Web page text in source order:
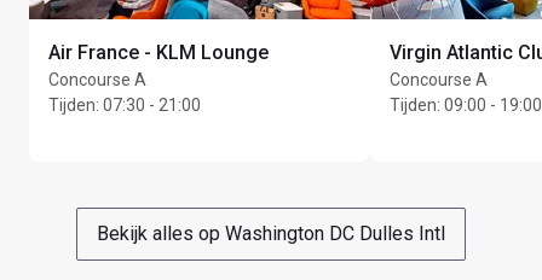
basis van beschikbaarheid. Gastbezoeken en
rekening gebracht tegen een voorkeurstoegangstarief
van USD 75 per persoon, per bezoek, te betalen aan de
komen in aanmerking voor continue gratis toegang en
max. 2 gratis gasten per bezoek. Extra gasten kunnen
Air France - KLM Lounge
Concourse A
Tijden: 07:30 - 21:00
Virgin Atlantic
Concourse A
Tijden: 09:00 - 19:00
Bekijk alles op Washington DC Dulles Intl